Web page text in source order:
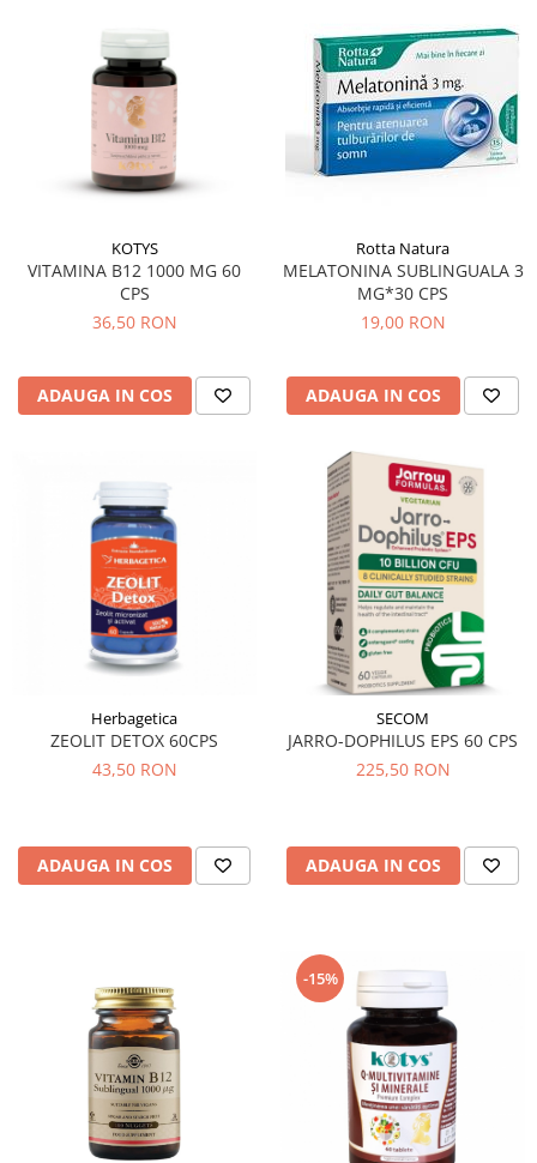
Tensiunea arteriala
Tuse mixtă
Tuse productivă
Tuse seacă
Vene varicoase, tromboflebită
Vulvovaginita Candidozica
Îmbătrânire
Întreținere ten
Înțepături de insecte
KOTYS
VITAMINA B12 1000 MG 60
CPS
36,50 RON
ADAUGA IN COS
Rotta Natura
MELATONINA SUBLINGUALA 3
MG*30 CPS
19,00 RON
ADAUGA IN COS
Herbagetica
ZEOLIT DETOX 60CPS
43,50 RON
ADAUGA IN COS
SECOM
JARRO-DOPHILUS EPS 60 CPS
225,50 RON
ADAUGA IN COS
-15%